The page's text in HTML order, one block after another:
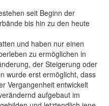
seit Beginn der
bis hin zu den heute
und haben nur einen
zu ermöglichen in
der Steigerung oder
wurde erst ermöglicht, dass
Vergangenheit entwickelt
aufgebaut im